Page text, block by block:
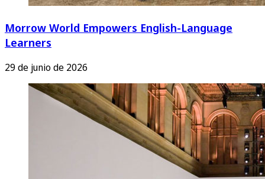
Morrow World Empowers English-Language
Learners
29 de junio de 2026